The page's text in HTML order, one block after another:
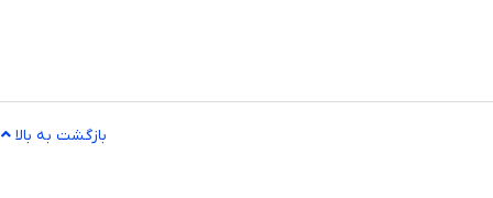
بازگشت به بالا